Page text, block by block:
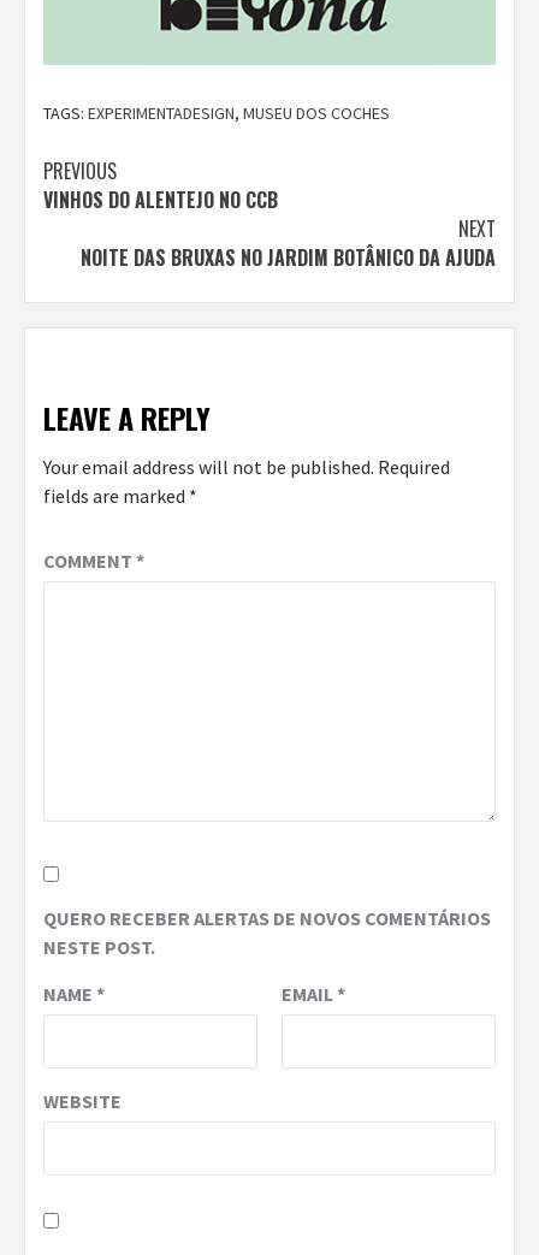
TAGS: EXPERIMENTADESIGN, MUSEU DOS COCHES
Continue
Reading
PREVIOUS
VINHOS DO ALENTEJO NO CCB
NEXT
NOITE DAS BRUXAS NO JARDIM BOTÂNICO DA AJUDA
LEAVE A REPLY
Your email address will not be published. Required
fields are marked *
COMMENT *
QUERO RECEBER ALERTAS DE NOVOS COMENTÁRIOS
NESTE POST.
NAME * EMAIL*
WEBSITE